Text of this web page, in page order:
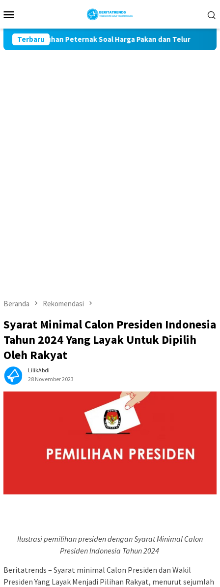
ke
Mobile
Terbaru
Keluhan Peternak Soal Harga Pakan dan Telur TAK
Beranda Rekomendasi
Syarat Minimal Calon Presiden Indonesia
Tahun 2024 Yang Layak Untuk Dipilih
Oleh Rakyat
LilikAbdi
28 November 2023
Ilustrasi pemilihan presiden dengan Syarat Minimal Calon
Presiden Indonesia Tahun 2024
Beritatrends – Syarat minimal Calon Presiden dan Wakil
Presiden Yang Layak Menjadi Pilihan Rakyat, menurut sejumlah